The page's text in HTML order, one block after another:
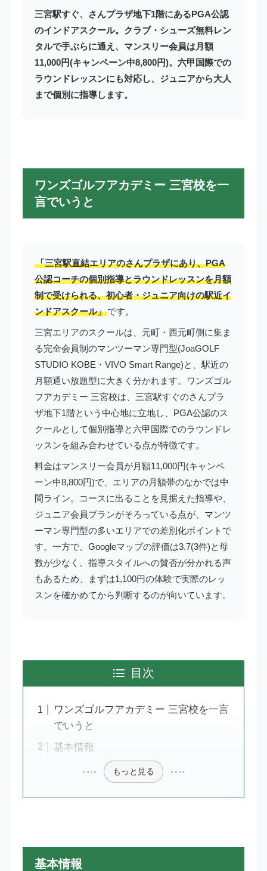
三宮駅すぐ、さんプラザ地下1階にあるPGA公認
のインドアスクール。クラブ・シューズ無料レン
タルで手ぶらに通え、マンスリー会員は月額
11,000円(キャンペーン中8,800円)。六甲国際での
ラウンドレッスンにも対応し、ジュニアから大人
まで個別に指導します。
ワンズゴルフアカデミー 三宮校を一
言でいうと
「三宮駅直結エリアのさんプラザにあり、PGA
公認コーチの個別指導とラウンドレッスンを月額
制で受けられる、初心者・ジュニア向けの駅近イ
ンドアスクール」です。
三宮エリアのスクールは、元町・西元町側に集ま
る完全会員制のマンツーマン専門型(JoaGOLF
STUDIO KOBE・VIVO Smart Range)と、駅近の
月額通い放題型に大きく分かれます。ワンズゴル
フアカデミー 三宮校は、三宮駅すぐのさんプラ
ザ地下1階という中心地に立地し、PGA公認のス
クールとして個別指導と六甲国際でのラウンドレ
ッスンを組み合わせている点が特徴です。
料金はマンスリー会員が月額11,000円(キャンペ
ーン中8,800円)で、エリアの月額帯のなかでは中
間ライン。コースに出ることを見据えた指導や、
ジュニア会員プランがそろっている点が、マンツ
ーマン専門型の多いエリアでの差別化ポイントで
す。一方で、Googleマップの評価は3.7(3件)と母
数が少なく、指導スタイルへの賛否が分かれる声
もあるため、まずは1,100円の体験で実際のレッ
スンを確かめてから判断するのが向いています。
目次
ワンズゴルフアカデミー 三宮校を一言
でいうと
基本情報
もっと見る
基本情報